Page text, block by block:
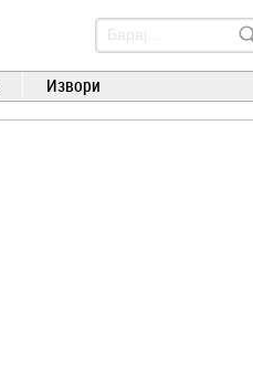
Извори